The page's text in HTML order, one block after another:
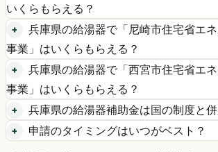
いくらもらえる？
兵庫県の給湯器で「尼崎市住宅省エ
事業 」はいくらもらえる？
兵庫県の給湯器で「西宮市住宅省エ
事業 」はいくらもらえる？
兵庫県の給湯器補助金は国の制度と
申請のタイミングはいつがベスト？